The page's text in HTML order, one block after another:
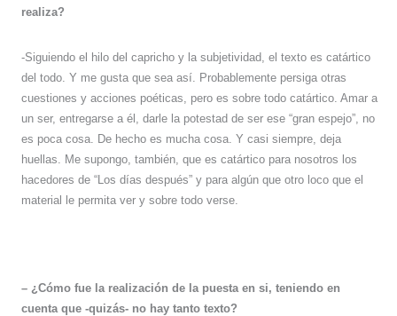
realiza?
-Siguiendo el hilo del capricho y la subjetividad, el texto es catártico
del todo. Y me gusta que sea así. Probablemente persiga otras
cuestiones y acciones poéticas, pero es sobre todo catártico. Amar a
un ser, entregarse a él, darle la potestad de ser ese “gran espejo”, no
es poca cosa. De hecho es mucha cosa. Y casi siempre, deja
huellas. Me supongo, también, que es catártico para nosotros los
hacedores de “Los días después” y para algún que otro loco que el
material le permita ver y sobre todo verse.
– ¿Cómo fue la realización de la puesta en si, teniendo en
cuenta que -quizás- no hay tanto texto?